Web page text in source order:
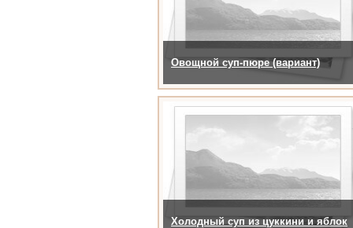
Овощной суп-пюре (вариант)
Холодный суп из цуккини и яблок